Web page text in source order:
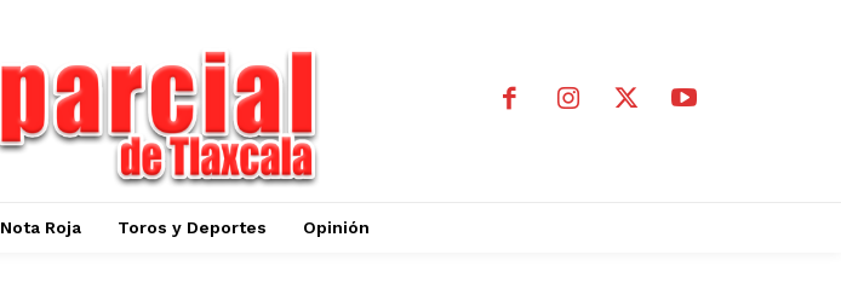
Nota Roja Toros y Deportes Opinión